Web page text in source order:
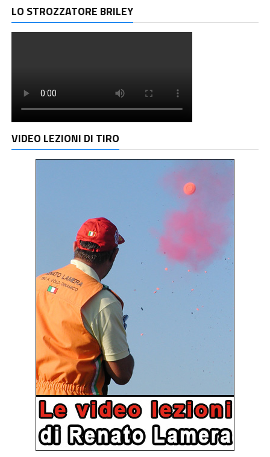
LO STROZZATORE BRILEY
VIDEO LEZIONI DI TIRO